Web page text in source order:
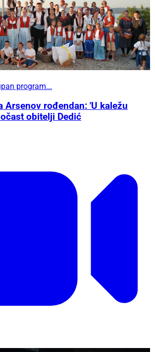
program...
Arsenov rođendan: 'U kaležu
obitelji Dedić